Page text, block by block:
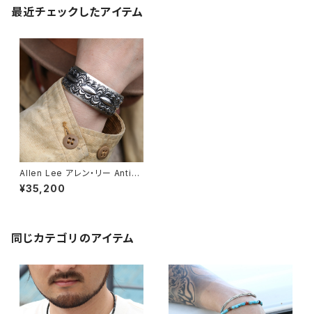
最近チェックしたアイテム
Allen Lee アレン・リー Antiqu
e Big Bangle アンティークビ
ッグバングル ナバホ族 Navajo
¥35,200
同じカテゴリのアイテム